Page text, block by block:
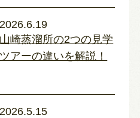
2026.6.19
山崎蒸溜所の2つの見学
ツアーの違いを解説！
2026.5.15